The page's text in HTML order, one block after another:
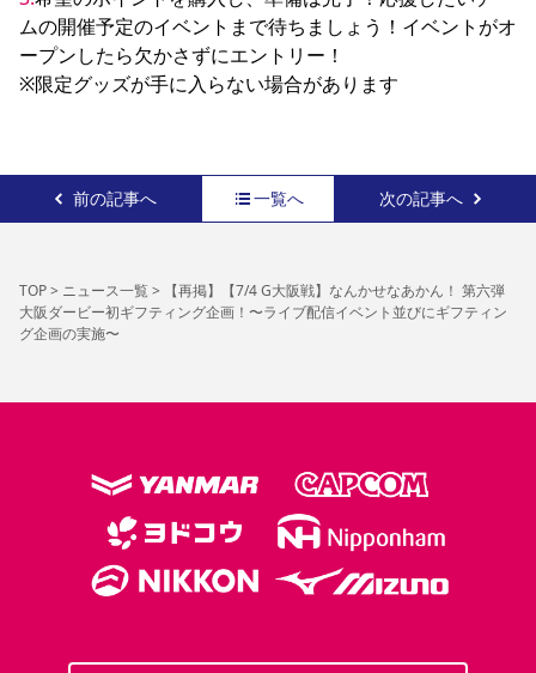
ムの開催予定のイベントまで待ちましょう！イベントがオ
ープンしたら欠かさずにエントリー！
※限定グッズが手に入らない場合があります
前の記事へ 一覧へ 次の記事へ
TOP> ニュース一覧>
【再掲】【7/4 G大阪戦】なんかせなあかん！ 第六弾
大阪ダービー初ギフティング企画！〜ライブ配信イベント並びにギフティン
グ企画の実施〜